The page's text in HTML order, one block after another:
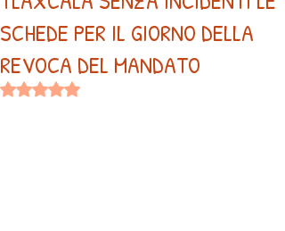
SCHEDE PER IL GIORNO DELLA
REVOCA DEL MANDATO
Valutazione NaN stelle su 5.